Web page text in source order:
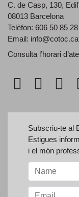
C. de Casp, 130,
08013 Barcelona
Telèfon: 606 50 85 28
Email:
Consulta l’horari d’
Subscriu-te al
Estigues
i el món